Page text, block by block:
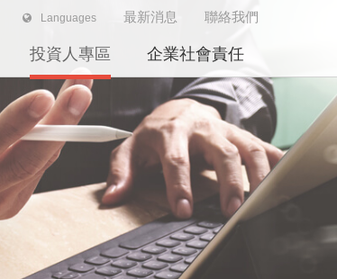
Languages 最新消息 聯絡我們
投資人專區 企業社會責任